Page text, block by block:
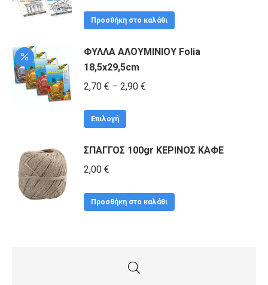
Προσθήκη στο καλάθι
ΦΥΛΛΑ ΑΛΟΥΜΙΝΙΟΥ Folia
18,5x29,5cm
2,70 € – 2,90 €
2,90 €
Επιλογή
προϊόν
παραλλαγές.
να
ΣΠΑΓΓΟΣ 100gr ΚΕΡΙΝΟΣ ΚΑΦΕ
2,00 €
Προσθήκη στο καλάθι